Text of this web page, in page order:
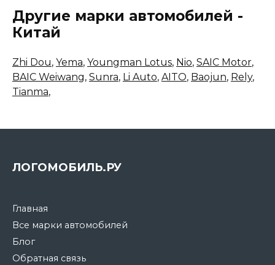
Другие марки автомобилей -
Китай
Zhi Dou, Yema, Youngman Lotus, Nio, SAIC Motor,
BAIC Weiwang, Sunra, Li Auto, AITO, Baojun, Rely,
Tianma,
ЛОГОМОБИЛЬ.РУ
Главная
Все марки автомобилей
Блог
Обратная связь